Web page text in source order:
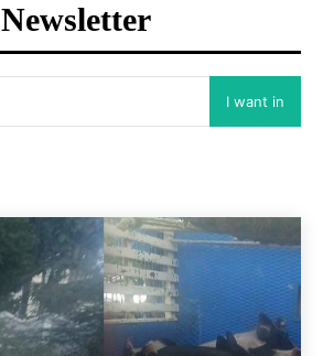
Newsletter
I want in